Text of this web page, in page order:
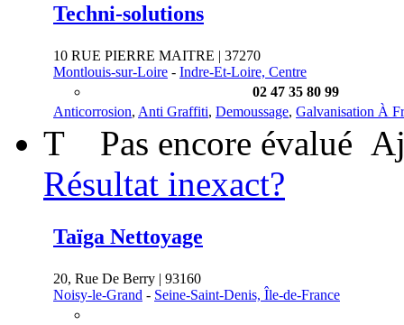
Techni-solutions
10 RUE PIERRE MAITRE | 37270
Montlouis-sur-Loire - Indre-Et-Loire, Centre
02 47 35 80 99
Anticorrosion, Anti Graffiti, Demoussage, Galvanisation À
T Pas encore évalué
Résultat inexact?
Taïga Nettoyage
20, Rue De Berry | 93160
Noisy-le-Grand - Seine-Saint-Denis, Île-de-France